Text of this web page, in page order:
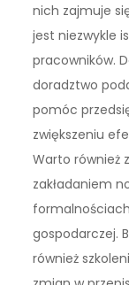
nich zajmuje
jest niezwykle
pracowników.
doradztwo
pomóc
zwiększeniu
Warto również
zakładaniem
gospodarczej.
również